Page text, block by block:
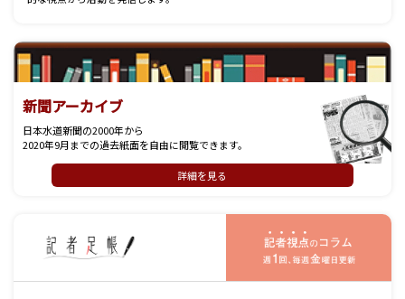
新聞アーカイブ
日本水道新聞の2000年から
2020年9月までの過去紙面を自由に閲覧できます。
詳細を見る